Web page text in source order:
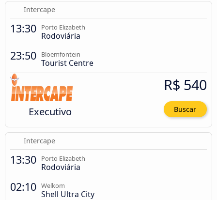
Intercape
13:30 Porto Elizabeth
Rodoviária
23:50 Bloemfontein
Tourist Centre
Executivo
R$ 540
Buscar
Intercape
13:30 Porto Elizabeth
Rodoviária
02:10 Welkom
Shell Ultra City